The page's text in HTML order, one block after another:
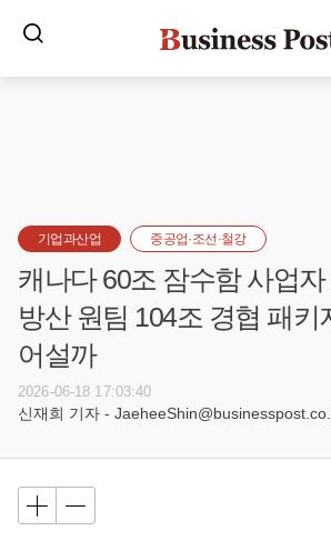
기업과산업 중공업·조선·철강
캐나다 60조 잠수함 사업
방산 원팀 104조 경협 패키
어설까
2026-06-18 17:03:40
신재희 기자 -